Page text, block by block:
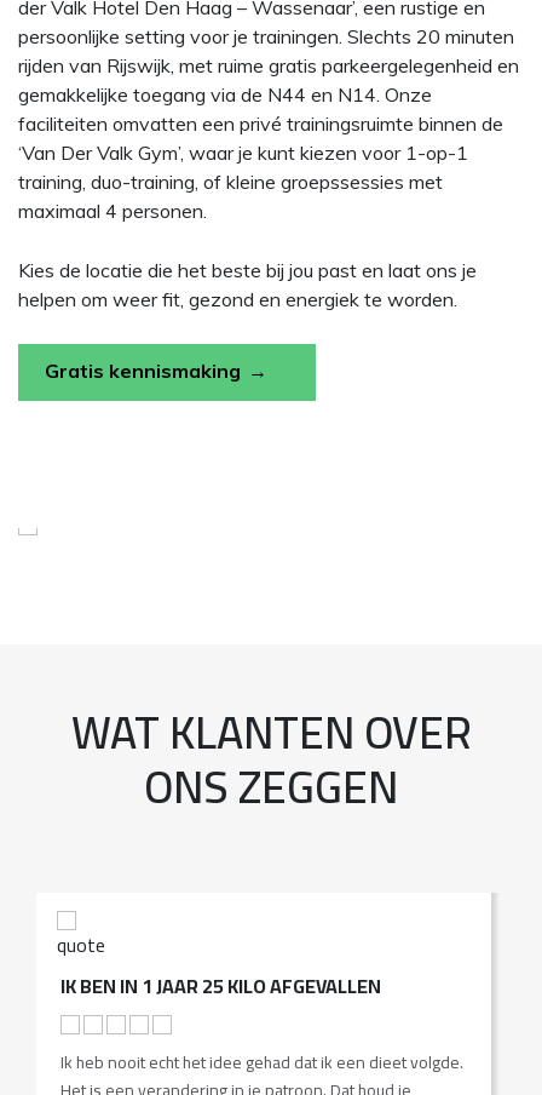
der Valk Hotel Den Haag – Wassenaar’, een rustige en
persoonlijke setting voor je trainingen. Slechts 20 minuten
rijden van Rijswijk, met ruime gratis parkeergelegenheid en
gemakkelijke toegang via de N44 en N14. Onze
faciliteiten omvatten een privé trainingsruimte binnen de
‘Van Der Valk Gym’, waar je kunt kiezen voor 1-op-1
training, duo-training, of kleine groepssessies met
maximaal 4 personen.
Kies de locatie die het beste bij jou past en laat ons je
helpen om weer fit, gezond en energiek te worden.
Gratis kennismaking
WAT KLANTEN OVER
ONS ZEGGEN
IK BEN IN 1 JAAR 25 KILO AFGEVALLEN
Ik heb nooit echt het idee gehad dat ik een dieet volgde.